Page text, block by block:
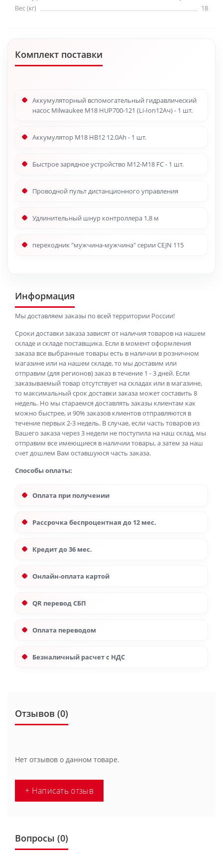
Вес (кг)
18
Комплект поставки
Аккумуляторный вспомогательный гидравлический
насос Milwaukee M18 HUP700-121 (Li-Ion12Ач) - 1 шт.
Аккумулятор M18 HB12 12.0Ah - 1 шт.
Быстрое зарядное устройство M12-M18 FC - 1 шт.
Проводной пульт дистанционного управления
Удлинительный шнур контроллера 1,8 м
переходник "мужчина-мужчина" серии CEJN 115
Информация
Мы доставляем заказы по всей территории России!
Сроки доставки заказа зависят от наличия товаров на нашем
складе и складе поставщика. Если в момент оформления
заказа все выбранные товары есть в наличии в розничном
магазине или на нашем складе, то мы доставим или
отправим (для регионов) заказ в течение 1 - 3 дней. Если
заказываемый товар отсутствует на складах или в магазине,
то максимальный срок доставки заказа может составить 8
недель. Но мы стараемся доставлять заказы клиентам как
можно быстрее, и 90% заказов клиентов отправляются в
течение первых 2-3 недель. В случае, если часть товаров из
Вашего заказа через 3 недели не поступила на наш склад, мы
отправим все имеющиеся в наличии товары, а затем за наш
счет дошлем Вам оставшуюся часть заказа.
Способы оплаты:
Оплата при получении
Рассрочка беспроцентная до 12 мес.
Кредит до 36 мес.
Онлайн-оплата картой
QR перевод СБП
Оплата переводом
Безналичный расчет с НДС
Отзывов (0)
Нет отзывов о данном товаре.
+ Написать отзыв
Вопросы (0)